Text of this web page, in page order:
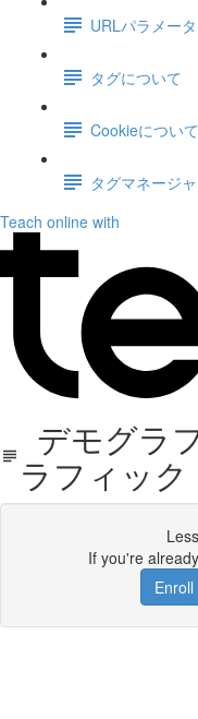
URLパラメー
タグについて
Cookieについて
タグマネージ
Teach online with
デモグラ
ラフィック
If you're